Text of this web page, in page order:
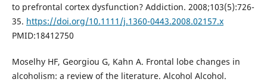
to prefrontal cortex dysfunction? Addiction. 2008;103(5):726-
35. https://doi.org/10.1111/j.1360-0443.2008.02157.x
PMID:18412750
Moselhy HF, Georgiou G, Kahn A. Frontal lobe changes in
alcoholism: a review of the literature. Alcohol Alcohol.